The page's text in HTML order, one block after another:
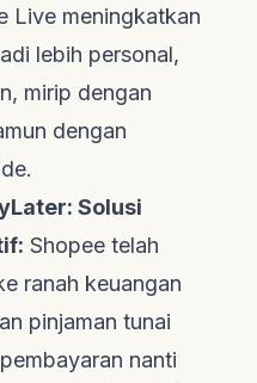
Live meningkatkan
lebih personal,
mirip dengan
dengan
.
Solusi
Shopee telah
ranah keuangan
pinjaman tunai
nanti